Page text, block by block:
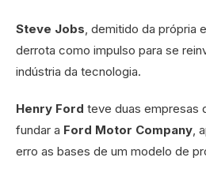
Steve Jobs , demitido da própria
derrota como impulso para se
indústria da tecnologia.
Henry Ford teve duas empresas
fundar a Ford Motor Company ,
erro as bases de um modelo de